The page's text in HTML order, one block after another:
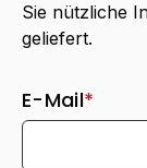
Sie nützliche
geliefert.
E-Mail*